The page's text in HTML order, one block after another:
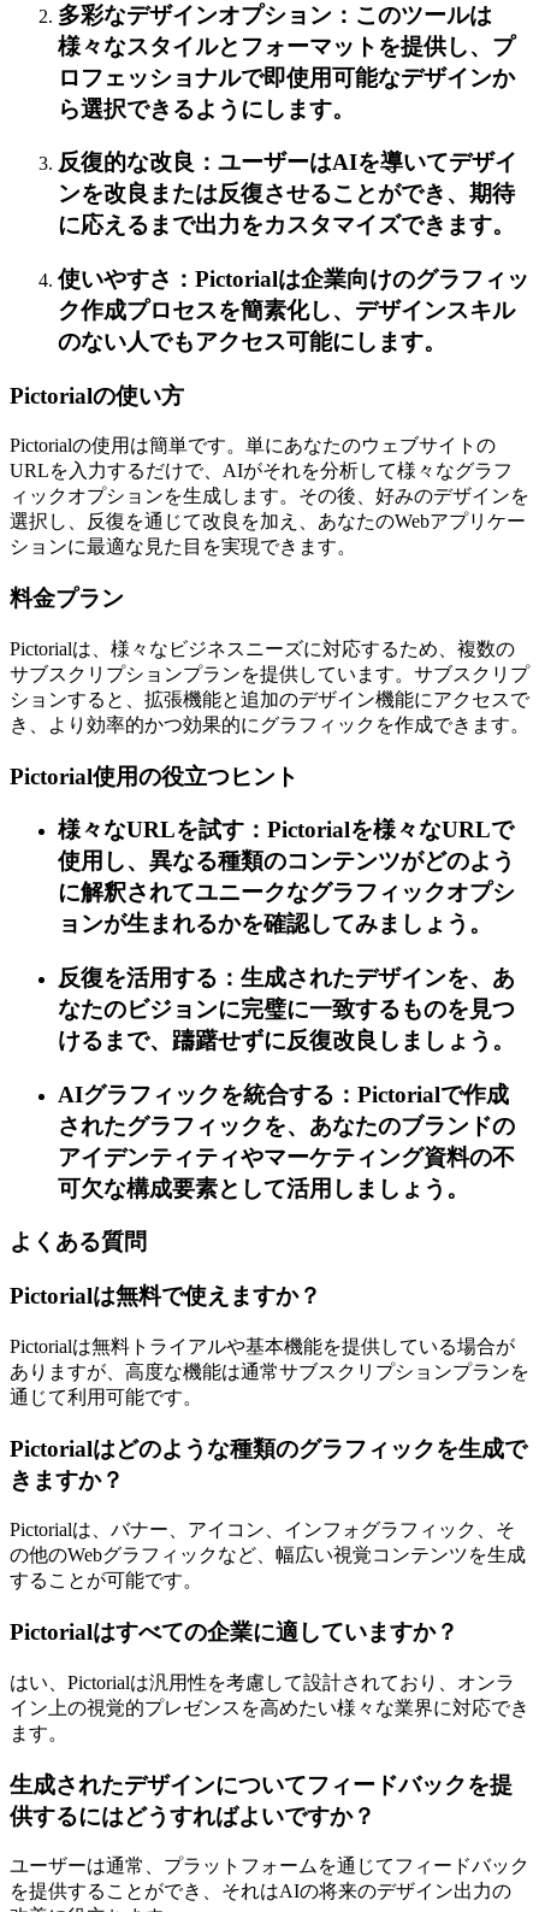
多彩なデザインオプション：このツールは
様々なスタイルとフォーマットを提供し、プ
ロフェッショナルで即使用可能なデザインか
ら選択できるようにします。
反復的な改良：ユーザーはAIを導いてデザイ
ンを改良または反復させることができ、期待
に応えるまで出力をカスタマイズできます。
使いやすさ：Pictorialは企業向けのグラフィッ
ク作成プロセスを簡素化し、デザインスキル
のない人でもアクセス可能にします。
Pictorialの使い方
Pictorialの使用は簡単です。単にあなたのウェブサイトの
URLを入力するだけで、AIがそれを分析して様々なグラフ
ィックオプションを生成します。その後、好みのデザインを
選択し、反復を通じて改良を加え、あなたのWebアプリケー
ションに最適な見た目を実現できます。
料金プラン
Pictorialは、様々なビジネスニーズに対応するため、複数の
サブスクリプションプランを提供しています。サブスクリプ
ションすると、拡張機能と追加のデザイン機能にアクセスで
き、より効率的かつ効果的にグラフィックを作成できます。
Pictorial使用の役立つヒント
様々なURLを試す：Pictorialを様々なURLで
使用し、異なる種類のコンテンツがどのよう
に解釈されてユニークなグラフィックオプシ
ョンが生まれるかを確認してみましょう。
反復を活用する：生成されたデザインを、あ
なたのビジョンに完璧に一致するものを見つ
けるまで、躊躇せずに反復改良しましょう。
AIグラフィックを統合する：Pictorialで作成
されたグラフィックを、あなたのブランドの
アイデンティティやマーケティング資料の不
可欠な構成要素として活用しましょう。
よくある質問
Pictorialは無料で使えますか？
Pictorialは無料トライアルや基本機能を提供している場合が
ありますが、高度な機能は通常サブスクリプションプランを
通じて利用可能です。
Pictorialはどのような種類のグラフィックを生成で
きますか？
Pictorialは、バナー、アイコン、インフォグラフィック、そ
の他のWebグラフィックなど、幅広い視覚コンテンツを生成
することが可能です。
Pictorialはすべての企業に適していますか？
はい、Pictorialは汎用性を考慮して設計されており、オンラ
イン上の視覚的プレゼンスを高めたい様々な業界に対応でき
ます。
生成されたデザインについてフィードバックを提
供するにはどうすればよいですか？
ユーザーは通常、プラットフォームを通じてフィードバック
を提供することができ、それはAIの将来のデザイン出力の